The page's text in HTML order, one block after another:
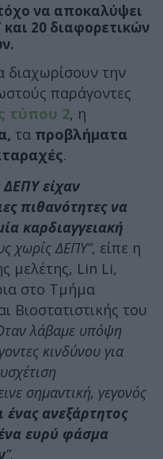
να αποκαλύψει
20 διαφορετικών
διαχωρίσουν την
παράγοντες
τύπου 2, η
τα προβλήματα
.
ΔΕΠΥ είχαν
πιθανότητες να
καρδιαγγειακή
χωρίς ΔΕΠΥ”, είπε η
μελέτης, Lin Li,
στο Τμήμα
Βιοστατιστικής του
λάβαμε υπόψη
κινδύνου για
σημαντική, γεγονός
ένας ανεξάρτητος
ευρύ φάσμα
”.